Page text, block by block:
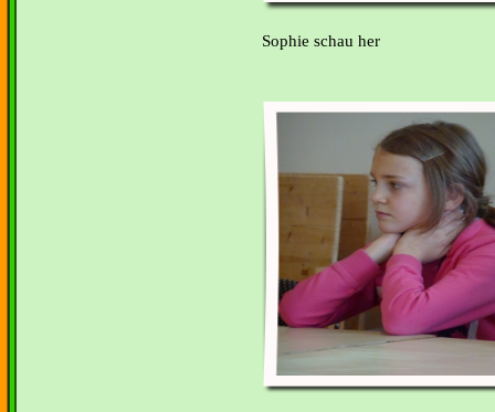
Sophie schau her